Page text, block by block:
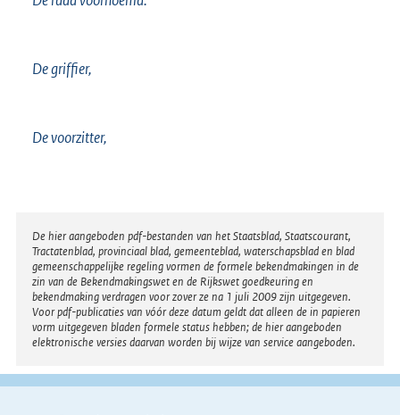
De griffier,
De voorzitter,
Disclaimer
De hier aangeboden pdf-bestanden van het Staatsblad, Staatscourant,
Tractatenblad, provinciaal blad, gemeenteblad, waterschapsblad en blad
gemeenschappelijke regeling vormen de formele bekendmakingen in de
zin van de Bekendmakingswet en de Rijkswet goedkeuring en
bekendmaking verdragen voor zover ze na 1 juli 2009 zijn uitgegeven.
Voor pdf-publicaties van vóór deze datum geldt dat alleen de in papieren
vorm uitgegeven bladen formele status hebben; de hier aangeboden
elektronische versies daarvan worden bij wijze van service aangeboden.